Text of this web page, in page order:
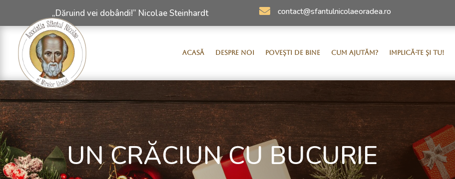
„Dăruind vei dobândi!” Nicolae Steinhardt  contact@sfantulnicolaeoradea.ro
ACASĂ DESPRE NOI POVEȘTI DE BINE CUM AJUTĂM? IMPLICĂ-TE ȘI TU!
UN CRĂCIUN CU BUCURIE